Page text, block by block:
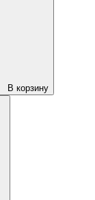
В корзину